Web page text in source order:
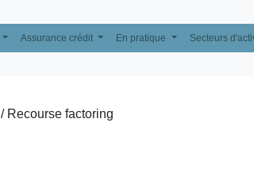
Assurance crédit En pratique Secteurs
/ Recourse factoring